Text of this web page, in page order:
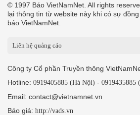
© 1997 Báo VietNamNet. All rights
lại thông tin từ website này khi có sự
báo VietNamNet.
Liên hệ quảng cáo
Công ty Cổ phần Truyền thông
Hotline: 0919405885 (Hà Nội) - 0919435885
Email: contact@vietnamnet.vn
Báo giá: http://vads.vn